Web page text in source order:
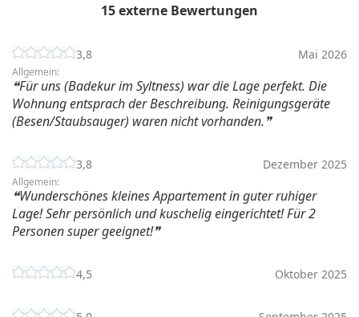
15 externe Bewertungen
3,8 Mai 2026
Allgemein:
Für uns (Badekur im Syltness) war die Lage perfekt. Die
Wohnung entsprach der Beschreibung. Reinigungsgeräte
(Besen/Staubsauger) waren nicht vorhanden.
3,8 Dezember 2025
Allgemein:
Wunderschönes kleines Appartement in guter ruhiger
Lage! Sehr persönlich und kuschelig eingerichtet! Für 2
Personen super geeignet!
4,5 Oktober 2025